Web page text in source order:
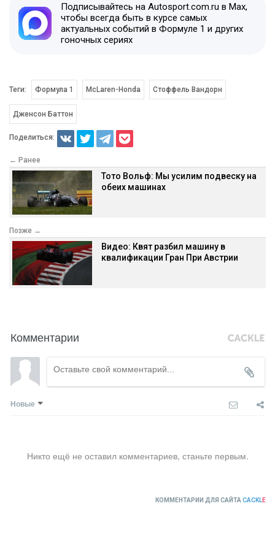
Подписывайтесь на Autosport.com.ru в Max,
чтобы всегда быть в курсе самых
актуальных событий в Формуле 1 и других
гоночных сериях
Теги: Формула 1 McLaren-Honda Стоффель Вандорн
Дженсон Баттон
Поделиться:
← Ранее
Тото Вольф: Мы усилим подвеску на
обеих машинах
Позже →
Видео: Квят разбил машину в
квалификации Гран При Австрии
Комментарии
Новые
Никто ещё не оставил комментариев, станьте первым.
КОММЕНТАРИИ ДЛЯ САЙТА CACKLE